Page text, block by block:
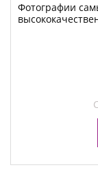
Фотографии